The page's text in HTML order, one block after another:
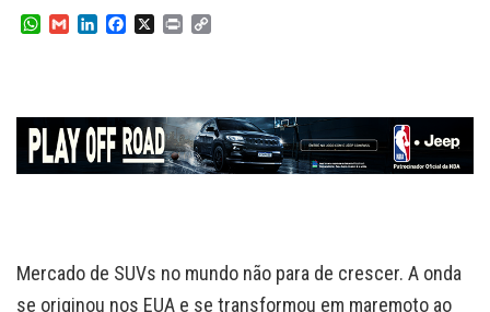
W
A
p
p
d
I
n
o
o
k
i
n
k
Mercado de SUVs no mundo não para de crescer. A onda
se originou nos EUA e se transformou em maremoto ao